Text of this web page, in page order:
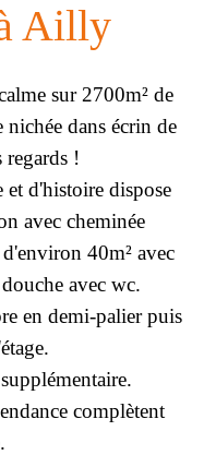
Ailly
sur 2700m² de
dans écrin de
regards !
et d'histoire dispose
avec cheminée
40m² avec
avec wc.
en demi-palier puis
complètent